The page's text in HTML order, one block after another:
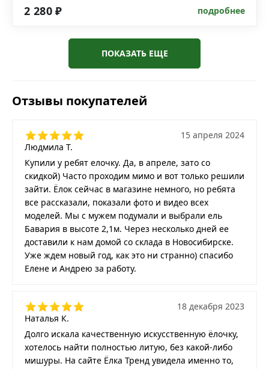
2 280 ₽ подробнее
ПОКАЗАТЬ ЕЩЕ
Отзывы покупателей
Людмила Т.
15 апреля 2024
Купили у ребят елочку. Да, в апреле, зато со
скидкой) Часто проходим мимо и вот только решили
зайти. Ёлок сейчас в магазине немного, но ребята
все рассказали, показали фото и видео всех
моделей. Мы с мужем подумали и выбрали ель
Бавария в высоте 2,1м. Через несколько дней ее
доставили к нам домой со склада в Новосибирске.
Уже ждем новый год, как это ни странно) спасибо
Елене и Андрею за работу.
Наталья К.
18 декабря 2023
Долго искала качественную искусственную ёлочку,
хотелось найти полностью литую, без какой-либо
мишуры. На сайте Ёлка Тренд увидела именно то,